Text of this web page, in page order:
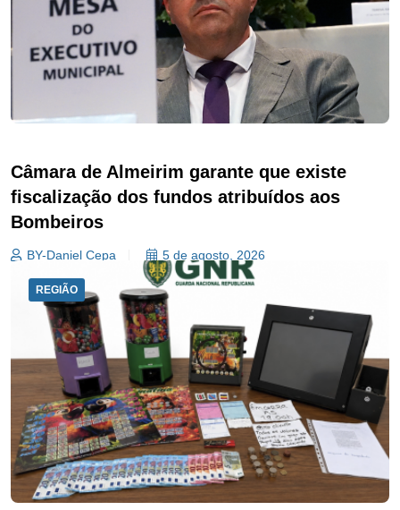
Câmara de Almeirim garante que existe
fiscalização dos fundos atribuídos aos
Bombeiros
BY-Daniel Cepa 5 de agosto, 2026
REGIÃO